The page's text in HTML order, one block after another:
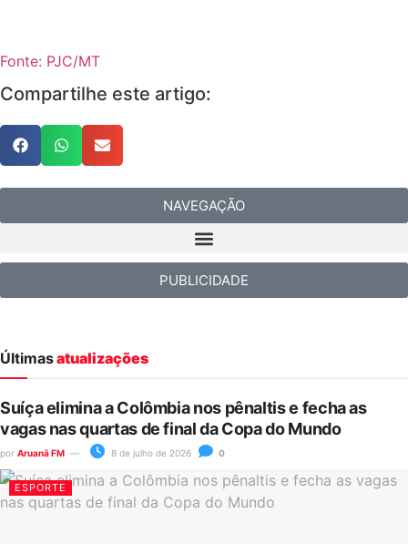
Fonte: PJC/MT
Compartilhe este artigo:
NAVEGAÇÃO
PUBLICIDADE
Últimasatualizações
Suíça elimina a Colômbia nos pênaltis e fecha as
vagas nas quartas de final da Copa do Mundo
por Aruanã FM 8 de julho de 2026 0
ESPORTE